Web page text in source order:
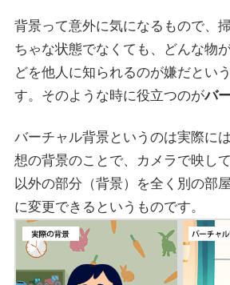
背景って意外に気になるもので、
ちゃな状態でなくても、どんな物
どを他人に知られるのが嫌だとい
す。そのような時に役立つのがバ
バーチャル背景というのは実際に
想の背景のことで、カメラで映し
以外の部分（背景）を全く別の部
に変更できるというものです。